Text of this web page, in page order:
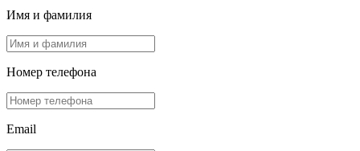
Имя и фамилия
Номер телефона
Email